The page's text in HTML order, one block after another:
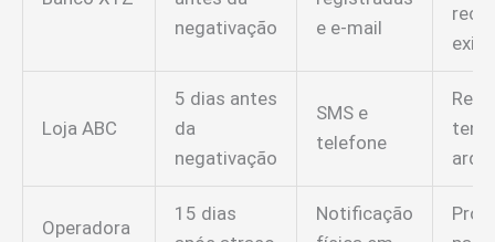
negativação
e e-mail
Loja ABC
5 dias antes
da
negativação
SMS e
telefone
Operadora
15 dias
Notificação